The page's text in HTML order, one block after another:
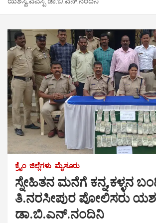
ಕ್ರೈಂ ಜಿಲ್ಲೆಗಳು ಮೈಸೂರು
ಸ್ನೇಹಿತನ ಮನೆಗೆ ಕನ್ನ,ಕಳ್ಳನ
ತಿ.ನರಸೀಪುರ ಪೋಲಿಸರು
ಡಾ.ಬಿ.ಎನ್.ನಂದಿನಿ